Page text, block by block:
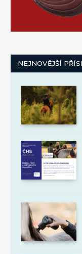
NEJNOVĚJŠÍ